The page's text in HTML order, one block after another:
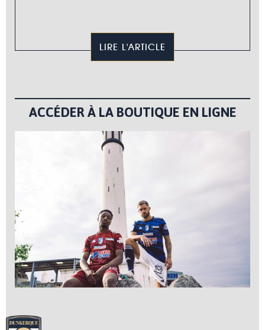
LIRE L'ARTICLE
ACCÉDER À LA BOUTIQUE EN LIGNE